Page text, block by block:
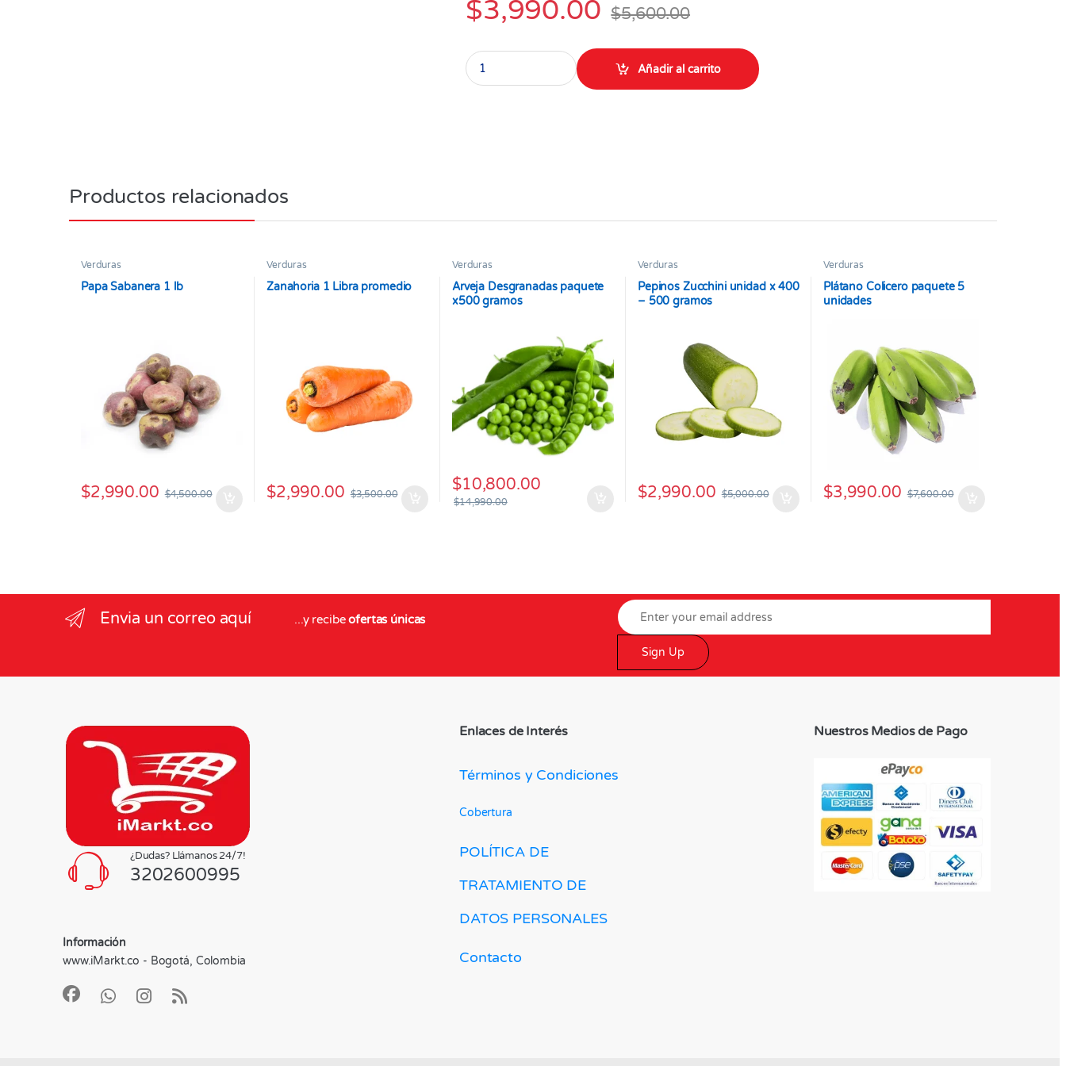
$3,990.00 $5,600.00
Pepino De Guiso 1 libra quantity
Añadir al carrito
Productos relacionados
Verduras
Papa Sabanera 1 lb
$2,990.00 $4,500.00
Verduras
Zanahoria 1 Libra promedio
$2,990.00 $3,500.00
Verduras
Arveja Desgranadas paquete
x500 gramos
$10,800.00
$14,990.00
Verduras
Pepinos Zucchini unidad x 400
– 500 gramos
$2,990.00 $5,000.00
Verduras
Plátano Colicero paquete 5
unidades
$3,990.00 $7,600.00
Envia un correo aquí ...y recibeofertas únicas
Sign Up
¿Dudas? Llámanos 24/7!
3202600995
Información
www.iMarkt.co - Bogotá, Colombia
Enlaces de Interés
Términos y Condiciones
Cobertura
POLÍTICA DE
TRATAMIENTO DE
DATOS PERSONALES
Contacto
Nuestros Medios de Pago